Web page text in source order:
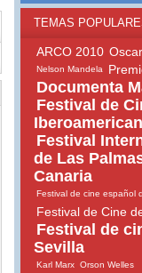
TEMAS
ARCO 2010
Nelson Mandela
Documenta
Festival de
Festival
de Las
Canaria
Festival de cine español
Festival de Cine
Festival de
Sevilla
Karl Marx Orson Welles